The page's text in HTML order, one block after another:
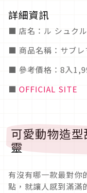
詳細資訊
■ 店名：ル シュク
■ 商品名稱：サブレ
■ 參考價格：8入
■ OFFICIAL SITE
可愛動物造
靈
有沒有哪一款最對你
點，就讓人感到滿滿